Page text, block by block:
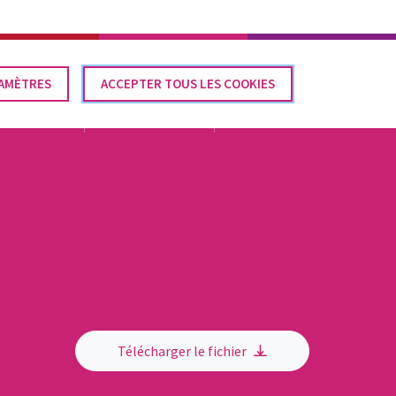
ACCEPTER TOUS LES COOKIES
FR Élections communales 2024
Télécharger le fichier